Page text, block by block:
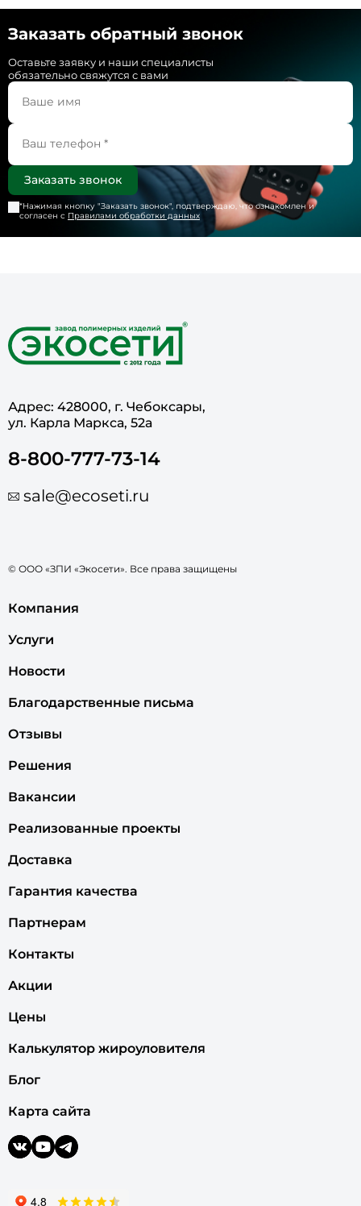
Заказать обратный звонок
Оставьте заявку и наши специалисты
обязательно свяжутся с вами
*Нажимая кнопку "Заказать звонок", подтверждаю, что ознакомлен и
согласен с Правилами обработки данных
Адрес: 428000, г. Чебоксары,
ул. Карла Маркса, 52а
8-800-777-73-14
sale@ecoseti.ru
© ООО «ЗПИ «Экосети». Все права защищены
Компания
Услуги
Новости
Благодарственные письма
Отзывы
Решения
Вакансии
Реализованные проекты
Доставка
Гарантия качества
Партнерам
Контакты
Акции
Цены
Калькулятор жироуловителя
Блог
Карта сайта